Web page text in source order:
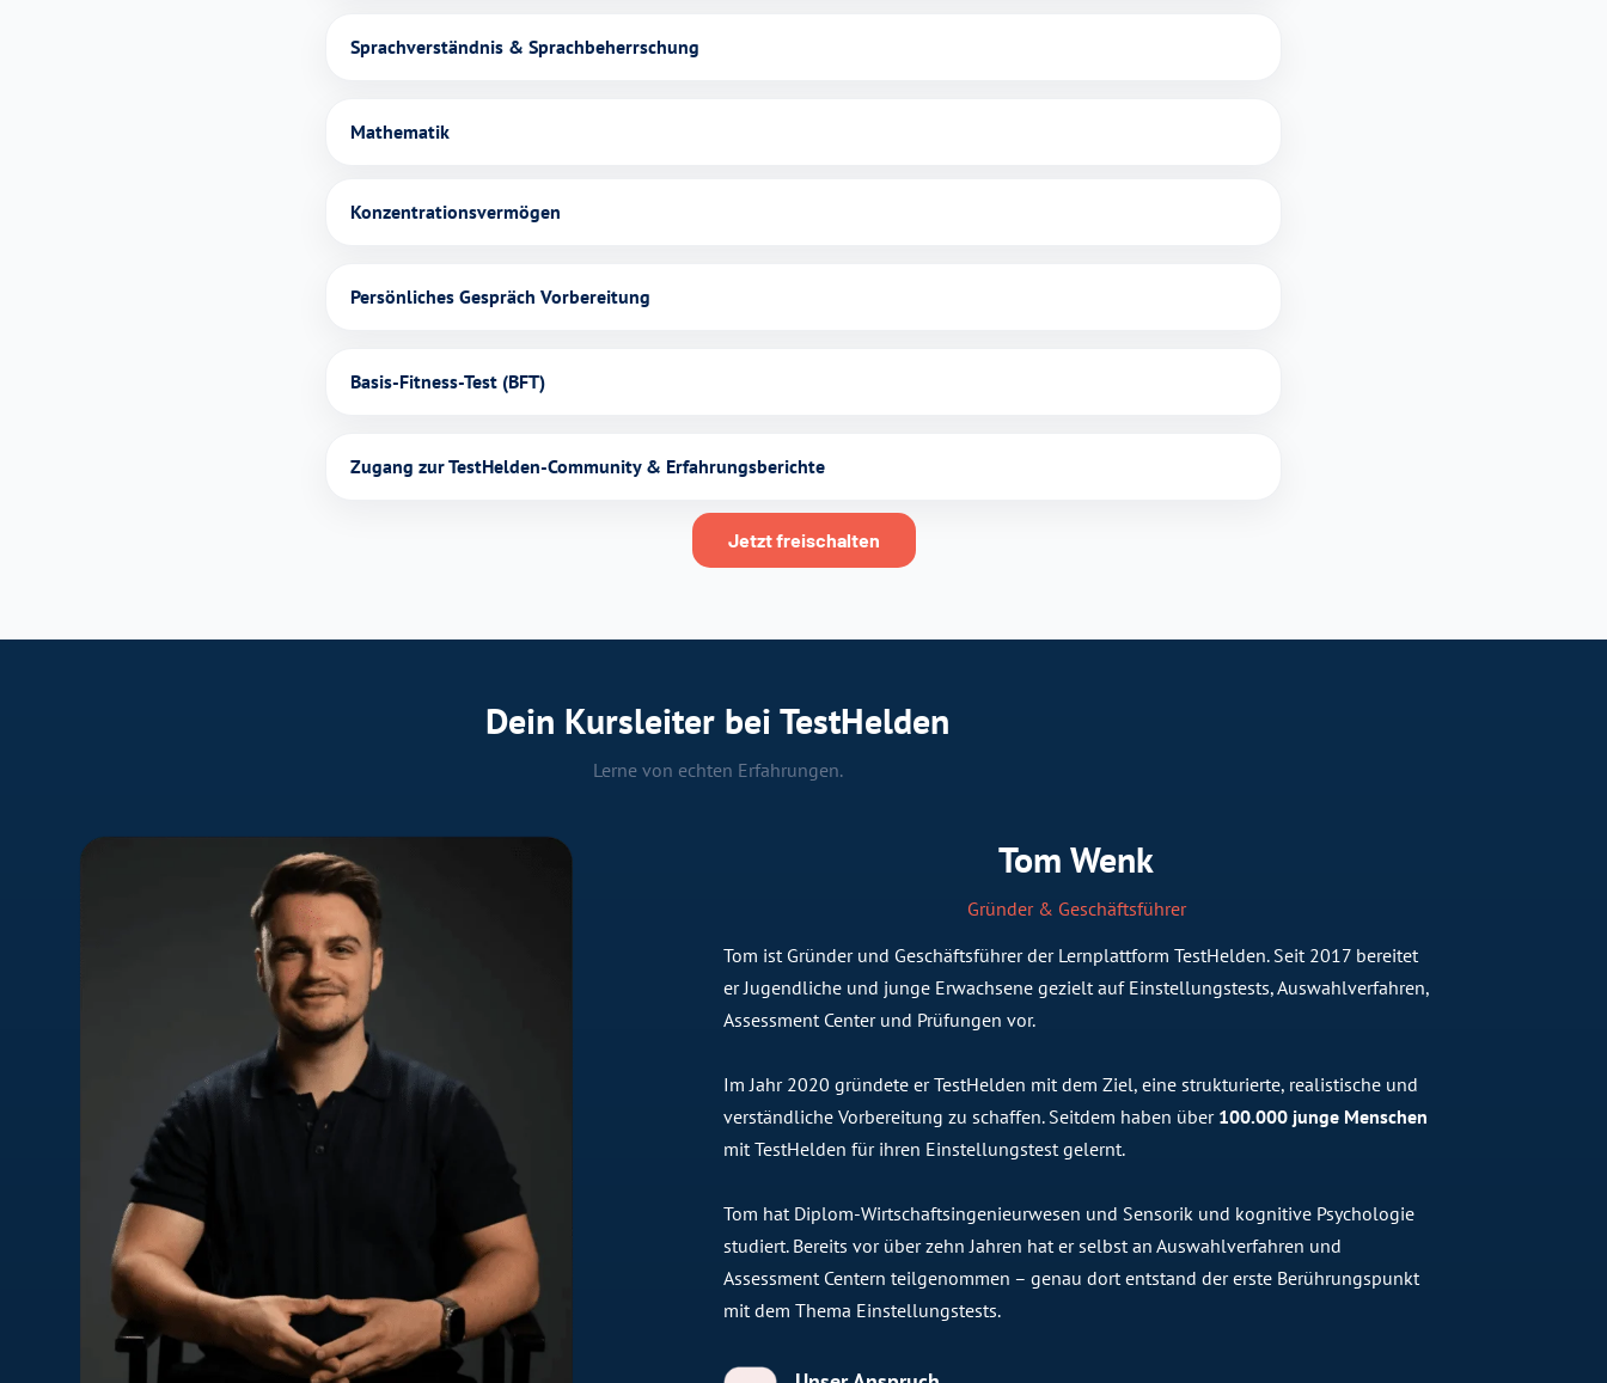
Sprachverständnis & Sprachbeherrschung
Mathematik
Konzentrationsvermögen
Persönliches Gespräch Vorbereitung
Basis-Fitness-Test (BFT)
Zugang zur TestHelden-Community & Erfahrungsberichte
Jetzt freischalten
Dein Kursleiter bei TestHelden
Lerne von echten Erfahrungen.
Tom Wenk
Gründer & Geschäftsführer
Tom ist Gründer und Geschäftsführer der Lernplattform TestHelden. Seit 2017 bereitet
er Jugendliche und junge Erwachsene gezielt auf Einstellungstests, Auswahlverfahren,
Assessment Center und Prüfungen vor.
Im Jahr 2020 gründete er TestHelden mit dem Ziel, eine strukturierte, realistische und
verständliche Vorbereitung zu schaffen. Seitdem haben über 100.000 junge Menschen
mit TestHelden für ihren Einstellungstest gelernt.
Tom hat Diplom-Wirtschaftsingenieurwesen und Sensorik und kognitive Psychologie
studiert. Bereits vor über zehn Jahren hat er selbst an Auswahlverfahren und
Assessment Centern teilgenommen – genau dort entstand der erste Berührungspunkt
mit dem Thema Einstellungstests.